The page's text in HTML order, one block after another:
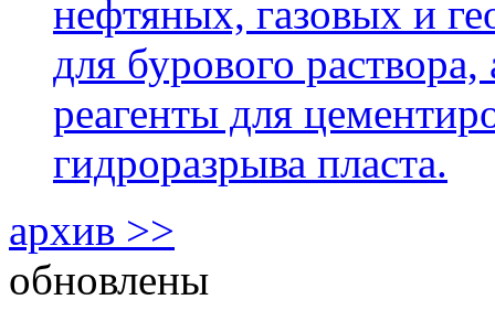
нефтяных, газовых и
для бурового
реагенты для
гидроразрыва пласта.
архив >>
обновлены